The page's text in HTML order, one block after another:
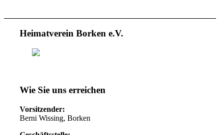
Heimatverein Borken e.V.
Wie Sie uns erreichen
Vorsitzender:
Berni Wissing, Borken